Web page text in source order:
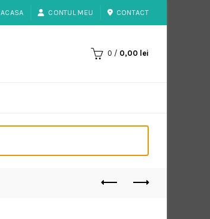
ACASA CONTUL MEU CONTACT
0 / 0,00 lei